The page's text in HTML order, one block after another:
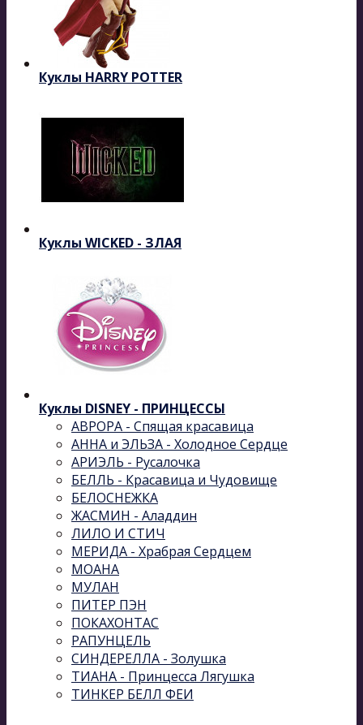
Куклы HARRY POTTER
Куклы WICKED - ЗЛАЯ
Куклы DISNEY - ПРИНЦЕССЫ
АВРОРА - Спящая красавица
АННА и ЭЛЬЗА - Холодное Сердце
АРИЭЛЬ - Русалочка
БЕЛЛЬ - Красавица и Чудовище
БЕЛОСНЕЖКА
ЖАСМИН - Аладдин
ЛИЛО И СТИЧ
МЕРИДА - Храбрая Сердцем
МОАНА
МУЛАН
ПИТЕР ПЭН
ПОКАХОНТАС
РАПУНЦЕЛЬ
СИНДЕРЕЛЛА - Золушка
ТИАНА - Принцесса Лягушка
ТИНКЕР БЕЛЛ ФЕИ